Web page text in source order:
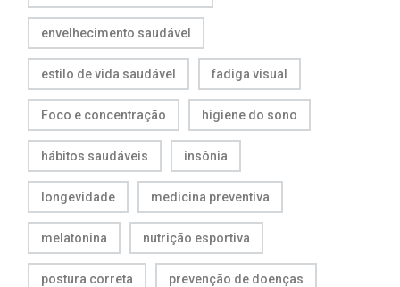
envelhecimento saudável
estilo de vida saudável fadiga visual
Foco e concentração higiene do sono
hábitos saudáveis insônia
longevidade medicina preventiva
melatonina nutrição esportiva
postura correta prevenção de doenças